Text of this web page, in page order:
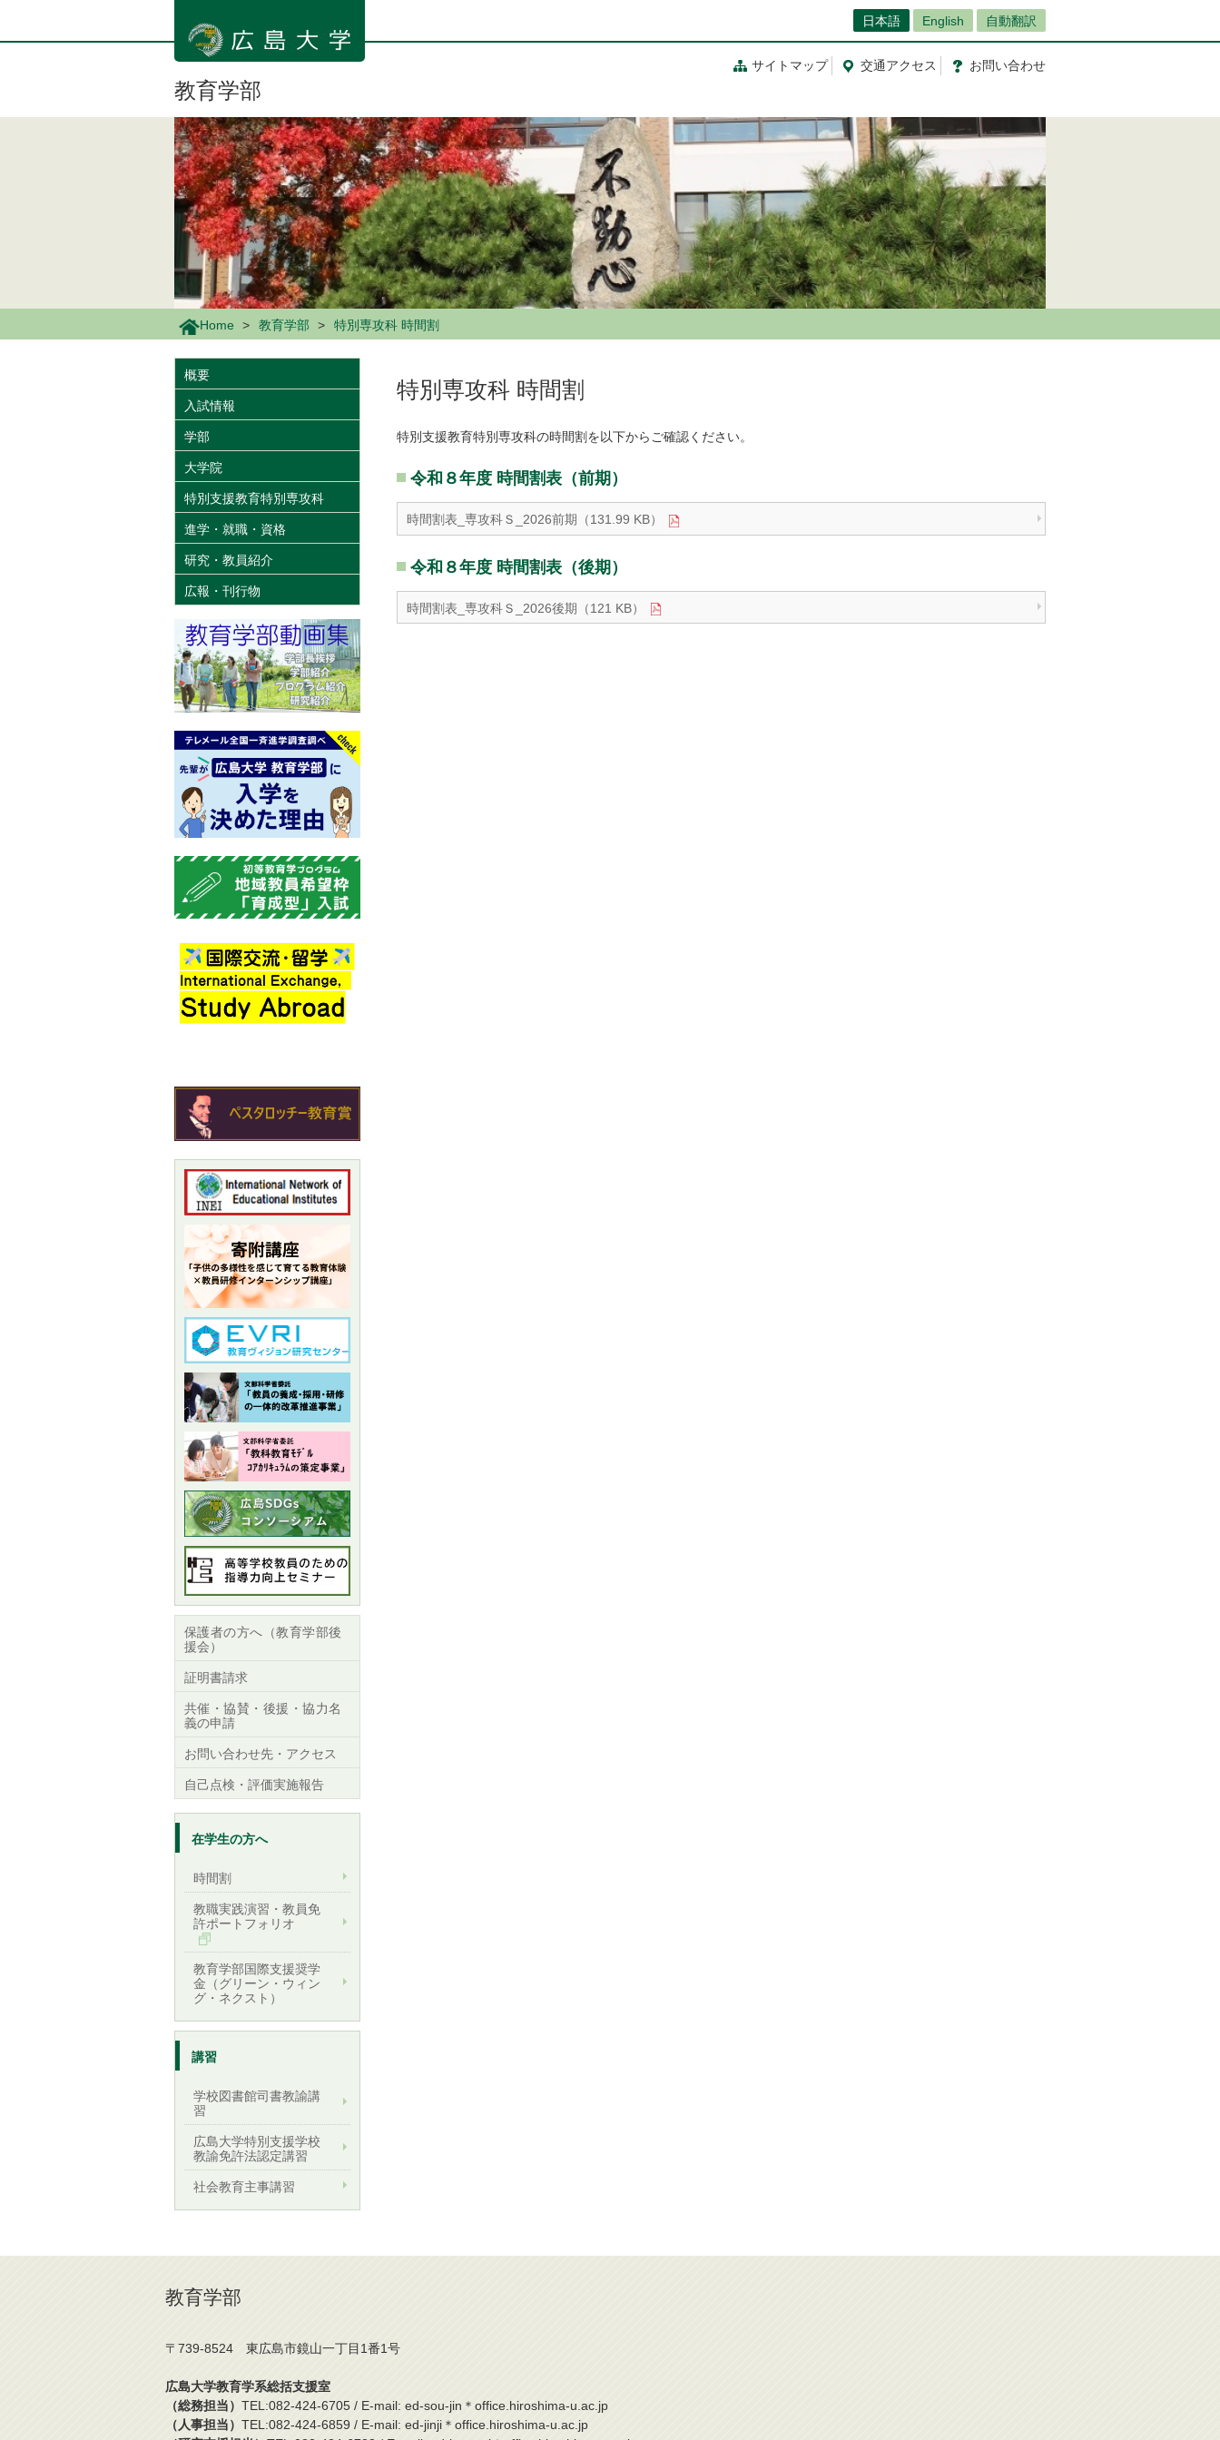
ン
日本語 English 自動翻訳
サイトマップ 交通アクセス お問い合わせ
教育学部
Home 教育学部 特別専攻科 時間割
特別専攻科 時間割
特別支援教育特別専攻科の時間割を以下からご確認ください。
令和８年度 時間割表（前期）
時間割表_専攻科Ｓ_2026前期（131.99 KB）
令和８年度 時間割表（後期）
時間割表_専攻科Ｓ_2026後期（121 KB）
概要
入試情報
学部
大学院
特別支援教育特別専攻科
進学・就職・資格
研究・教員紹介
広報・刊行物
保護者の方へ（教育学部後
援会）
証明書請求
共催・協賛・後援・協力名
義の申請
お問い合わせ先・アクセス
自己点検・評価実施報告
在学生の方へ
時間割
教職実践演習・教員免
許ポートフォリオ
教育学部国際支援奨学
金（グリーン・ウィン
グ・ネクスト）
講習
学校図書館司書教諭講
習
広島大学特別支援学校
教諭免許法認定講習
社会教育主事講習
教育学部
〒739-8524 東広島市鏡山一丁目1番1号
広島大学教育学系総括支援室
（総務担当） TEL:082-424-6705 / E-mail: ed-sou-jin＊office.hiroshima-u.ac.jp
（人事担当） TEL:082-424-6859 / E-mail: ed-jinji＊office.hiroshima-u.ac.jp